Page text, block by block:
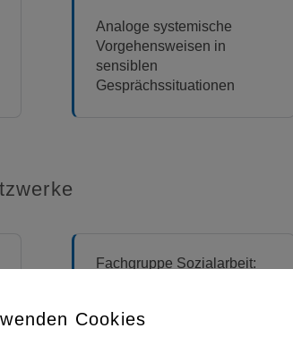
Analoge systemische
Vorgehensweisen in
sensiblen
Gesprächssituationen
Fachgruppe Sozialarbeit:
Systemischen Sozialarbeit
Cookies